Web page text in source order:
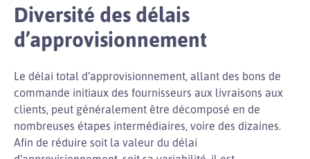
Diversité des délais
d’approvisionnement
Le délai total d’approvisionnement, allant des bons de
commande initiaux des fournisseurs aux livraisons aux
clients, peut généralement être décomposé en de
nombreuses étapes intermédiaires, voire des dizaines.
Afin de réduire soit la valeur du délai